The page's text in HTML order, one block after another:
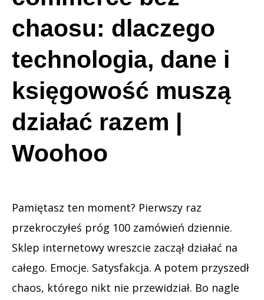
chaosu: dlaczego
technologia, dane i
księgowość muszą
działać razem |
Woohoo
Pamiętasz ten moment? Pierwszy raz
przekroczyłeś próg 100 zamówień dziennie.
Sklep internetowy wreszcie zaczął działać na
całego. Emocje. Satysfakcja. A potem przyszedł
chaos, którego nikt nie przewidział. Bo nagle